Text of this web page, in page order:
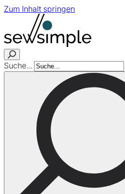
Zum Inhalt springen
Suche...